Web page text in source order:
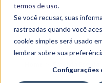
termos de uso.
Se você recusar, suas
rastreadas quando você
cookie simples será usado
lembrar sobre sua
Configurações